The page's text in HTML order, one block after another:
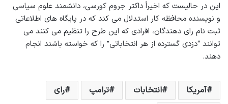
این در حالیست که اخیراً داکتر جروم کورسی، دانشمند علوم سیاسی
و نویسنده محافظه کار استدلال می کند که در پایگاه های اطلاعاتی
ثبت نام رای دهندگان، افرادی که این طرح را تنظیم می کنند می
توانند “دزدی گسترده از هر انتخاباتی” را که خواسته باشند انجام
دهند.
آمریکا انتخابات ترامپ
رای